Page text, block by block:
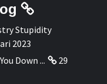
Stupidity
2023
Down ...
29